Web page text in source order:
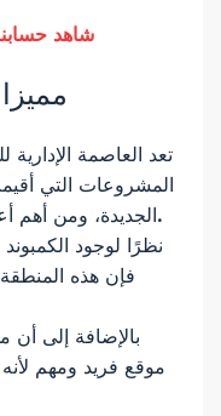
شاهد
تعد العاصمة
المشروعات التي
الجديدة، ومن أهم أعمال الرأس الأخضر في مصر.
نظرًا لوجود
بالإضافة إلى أن
موقع فريد ومهم